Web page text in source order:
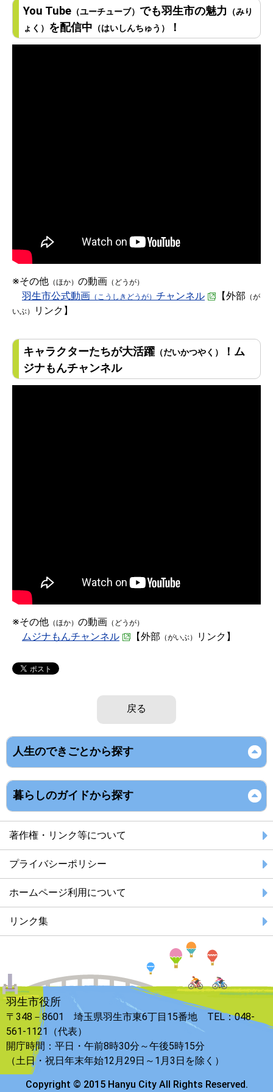
You Tube （ユーチューブ） でも羽生市の魅力
（みり
ょく） を配信中 （はいしんちゅう） ！
※その他 （ほか） の動画 （どうが）
羽生市公式動画 （こうしきどうが） チャンネル 【外部 （が
いぶ）
リンク】
キャラクターたちが大活躍 （だいかつやく）
！ム
ジナもんチャンネル
※その他 （ほか） の動画 （どうが）
ムジナもんチャンネル 【外部 （がいぶ） リンク】
戻る
人生のできごとから探す
暮らしのガイドから探す
著作権・リンク等について
プライバシーポリシー
ホームページ利用について
リンク集
羽生市役所
〒348－8601 埼玉県羽生市東6丁目15番地 TEL：048-
561-1121（代表）
開庁時間：平日・午前8時30分～午後5時15分
（土日・祝日年末年始12月29日～1月3日を除く）
Copyright © 2015 Hanyu City All Rights Reserved.